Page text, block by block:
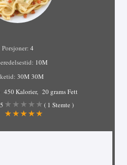
Porsjoner: 4
10М
30М 30М
450 Kalorier
20 grams Fett
( 1 Stemte )